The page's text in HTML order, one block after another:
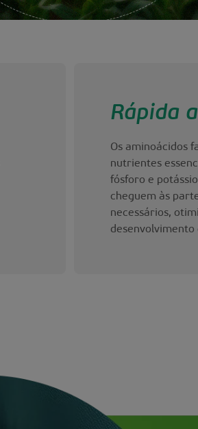
Rápida
Os aminoácidos
nutrientes
fósforo e
cheguem às
necessários,
desenvolvimento